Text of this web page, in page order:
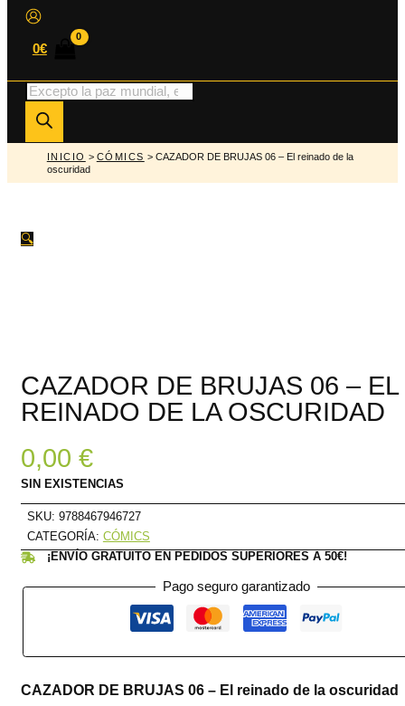
0€
Búsqueda
de
productos
INICIO > CÓMICS > CAZADOR DE BRUJAS 06 – El reinado de la
oscuridad
🔍
CAZADOR DE BRUJAS 06 – EL
REINADO DE LA OSCURIDAD
0,00 €
SIN EXISTENCIAS
SKU: 9788467946727
CATEGORÍA: CÓMICS
¡ENVÍO GRATUITO EN PEDIDOS SUPERIORES A 50€!
Pago seguro garantizado
CAZADOR DE BRUJAS 06 – El reinado de la oscuridad